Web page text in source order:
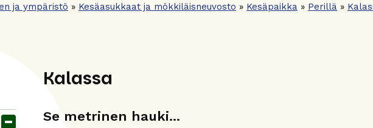
ja ympäristö » Kesäasukkaat ja mökkiläisneuvosto » Kesäpaikka » Perillä »
Kalassa
Se metrinen hauki...